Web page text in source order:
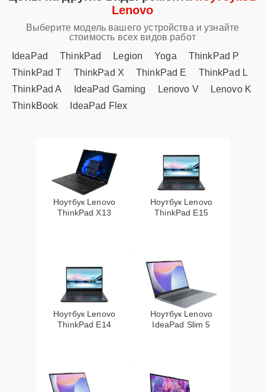
Lenovo
Выберите модель вашего устройства и узнайте
стоимость всех видов работ
IdeaPad
ThinkPad Legion Yoga
ThinkPad P
ThinkPad T
ThinkPad X ThinkPad E
ThinkPad L
ThinkPad A
IdeaPad Gaming Lenovo V
Lenovo K
ThinkBook
IdeaPad Flex
Ноутбук Lenovo
ThinkPad X13
Ноутбук Lenovo
ThinkPad E15
Ноутбук Lenovo
ThinkPad E14
Ноутбук Lenovo
IdeaPad Slim 5